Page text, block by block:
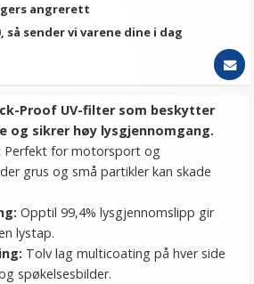
angrerett
så sender vi varene dine i dag
Proof UV-filter som beskytter
og sikrer høy lysgjennomgang.
Perfekt for motorsport og
grus og små partikler kan skade
Opptil 99,4% lysgjennomslipp gir
lystap.
Tolv lag multicoating på hver side
spøkelsesbilder.